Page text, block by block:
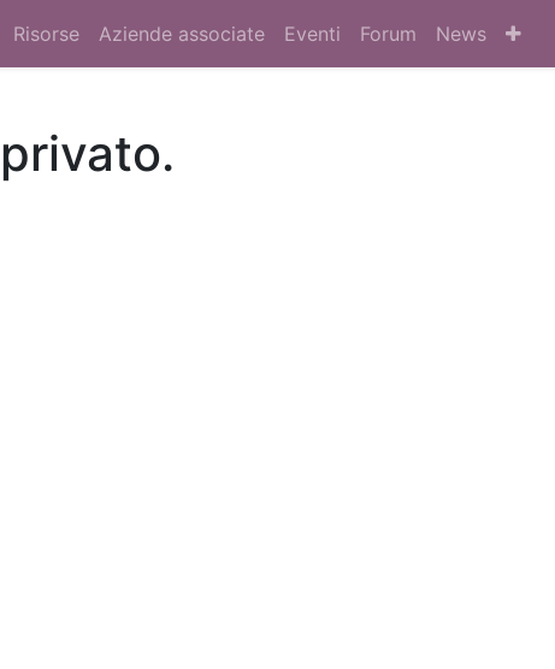
Risorse Aziende associate Eventi Forum News